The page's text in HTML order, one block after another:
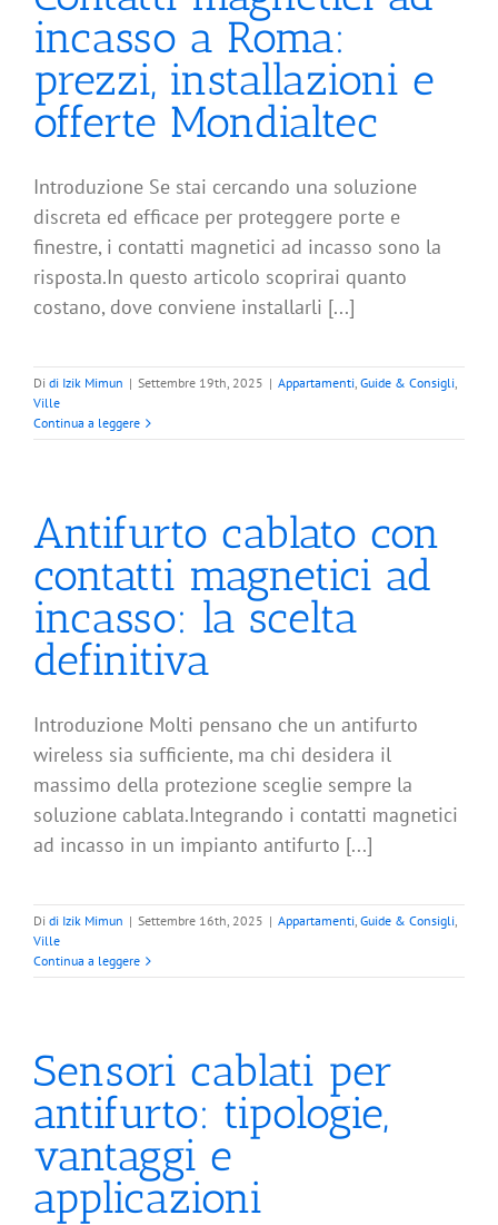
incasso a Roma:
prezzi, installazioni e
offerte Mondialtec
Introduzione Se stai cercando una soluzione
discreta ed efficace per proteggere porte e
finestre, i contatti magnetici ad incasso sono la
risposta.In questo articolo scoprirai quanto
costano, dove conviene installarli [...]
Di di Izik Mimun | Settembre 19th, 2025 | Appartamenti, Guide & Consigli,
Ville
Continua a leggere
Antifurto cablato con
contatti magnetici ad
incasso: la scelta
definitiva
Introduzione Molti pensano che un antifurto
wireless sia sufficiente, ma chi desidera il
massimo della protezione sceglie sempre la
soluzione cablata.Integrando i contatti magnetici
ad incasso in un impianto antifurto [...]
Di di Izik Mimun | Settembre 16th, 2025 | Appartamenti, Guide & Consigli,
Ville
Continua a leggere
Sensori cablati per
antifurto: tipologie,
vantaggi e
applicazioni